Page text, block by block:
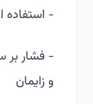
- استفاده
- فشار بر
و زایمان